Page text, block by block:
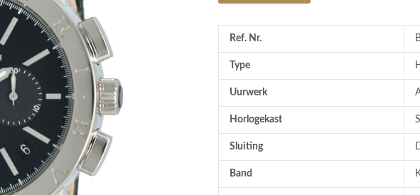
Ref. Nr.
Type
Uurwerk
Horlogekast
Sluiting
Band